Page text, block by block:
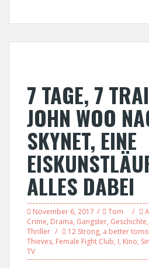
7 TAGE, 7
JOHN WOO
SKYNET, EINE
ALLES DABEI
November 6, 2017 Tom
Crime, Drama, Gangster, Geschichte,
Thriller
12 Strong, a better
Thieves, Female Fight Club, I, Kino,
TV